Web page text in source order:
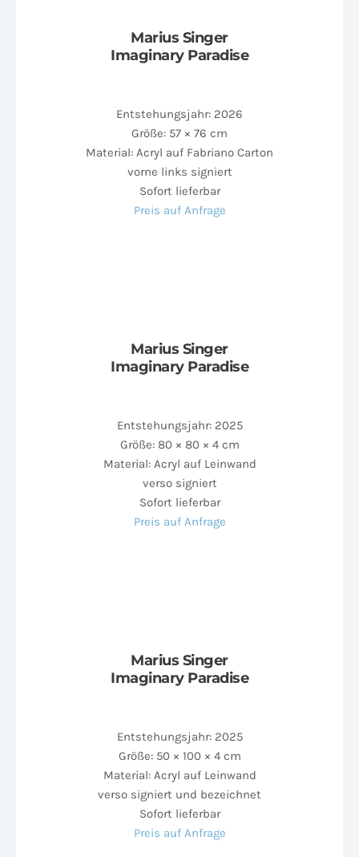
Marius Singer
Imaginary Paradise
Entstehungsjahr: 2026
Größe: 57 × 76 cm
Material: Acryl auf Fabriano Carton
vorne links signiert
Sofort lieferbar
Preis auf Anfrage
Marius Singer
Imaginary Paradise
Entstehungsjahr: 2025
Größe: 80 × 80 × 4 cm
Material: Acryl auf Leinwand
verso signiert
Sofort lieferbar
Preis auf Anfrage
Marius Singer
Imaginary Paradise
Entstehungsjahr: 2025
Größe: 50 × 100 × 4 cm
Material: Acryl auf Leinwand
verso signiert und bezeichnet
Sofort lieferbar
Preis auf Anfrage